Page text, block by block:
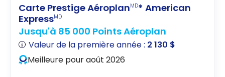
Carte Prestige AéroplanMD* American
ExpressMD
Jusqu'à 85 000 Points Aéroplan
Valeur de la première année : 2 130 $
Meilleure pour août 2026